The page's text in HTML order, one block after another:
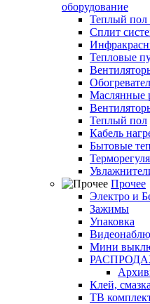
оборудование
Теплый пол
Сплит
Тепловые
Маслянные
Теплый пол
Кабель
Бытовые
Прочее
Электро и
Зажимы
Упаковка
Мини
Клей,
ТВ